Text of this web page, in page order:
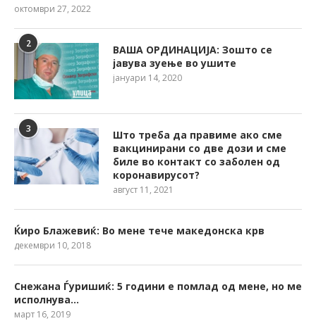
октомври 27, 2022
2
ВАША ОРДИНАЦИЈА: Зошто се
јавува зуење во ушите
јануари 14, 2020
3
Што треба да правиме ако сме
вакцинирани со две дози и сме
биле во контакт со заболен од
коронавирусот?
август 11, 2021
Ќиро Блажевиќ: Во мене тече македонска крв
декември 10, 2018
Снежана Ѓуришиќ: 5 години е помлад од мене, но ме
исполнува…
март 16, 2019